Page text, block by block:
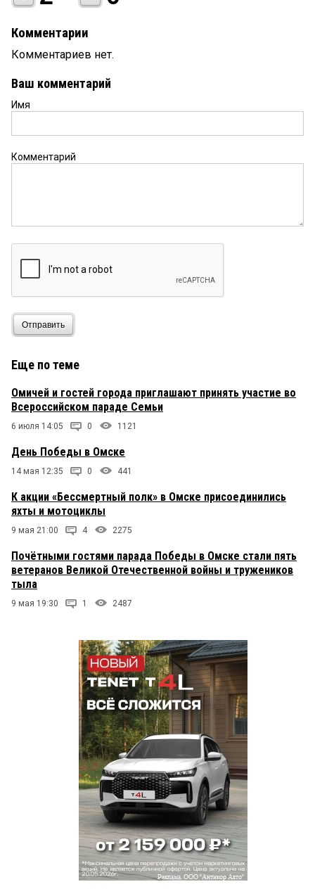
Комментарии
Комментариев нет.
Ваш комментарий
Имя
Комментарий
Отправить
Еще по теме
Омичей и гостей города приглашают принять участие во
Всероссийском параде Семьи
6 июля 14:05 0 1121
День Победы в Омске
14 мая 12:35 0 441
К акции «Бессмертный полк» в Омске присоединились
яхты и мотоциклы
9 мая 21:00 4 2275
Почётными гостями парада Победы в Омске стали пять
ветеранов Великой Отечественной войны и тружеников
тыла
9 мая 19:30 1 2487